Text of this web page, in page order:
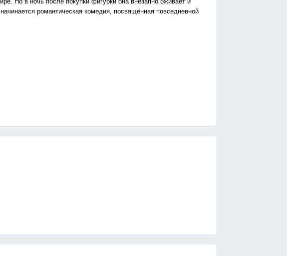
романтическая комедия, посвящённая повседневной